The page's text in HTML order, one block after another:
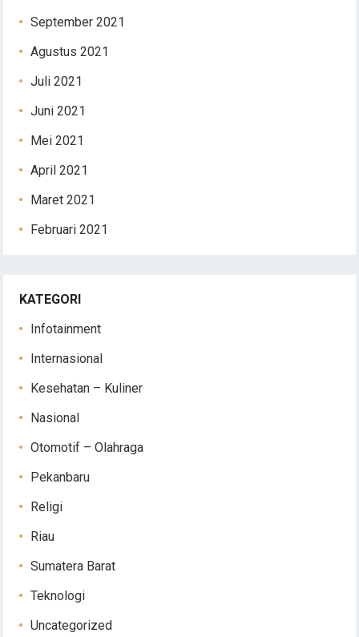
September 2021
Agustus 2021
Juli 2021
Juni 2021
Mei 2021
April 2021
Maret 2021
Februari 2021
KATEGORI
Infotainment
Internasional
Kesehatan – Kuliner
Nasional
Otomotif – Olahraga
Pekanbaru
Religi
Riau
Sumatera Barat
Teknologi
Uncategorized